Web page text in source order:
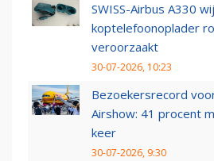
SWISS-Airbus A330
koptelefoonoplader
veroorzaakt
30-07-2026, 10:23
Bezoekersrecord
Airshow: 41 procent
keer
30-07-2026, 9:30